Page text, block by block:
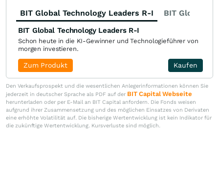
BIT Global Technology Leaders R-I BIT Global
BIT Global Technology Leaders R-I
Schon heute in die KI-Gewinner und Technologieführer von
morgen investieren.
Kaufen
Zum Produkt
Den Verkaufsprospekt und die wesentlichen Anlegerinformationen können Sie
jederzeit in deutscher Sprache als PDF auf der BIT Capital Webseite
herunterladen oder per E-Mail an BIT Capital anfordern. Die Fonds weisen
aufgrund ihrer Zusammensetzung und des möglichen Einsatzes von Derivaten
eine erhöhte Volatilität auf. Die bisherige Wertentwicklung ist kein Indikator für
die zukünftige Wertentwicklung. Kursverluste sind möglich.